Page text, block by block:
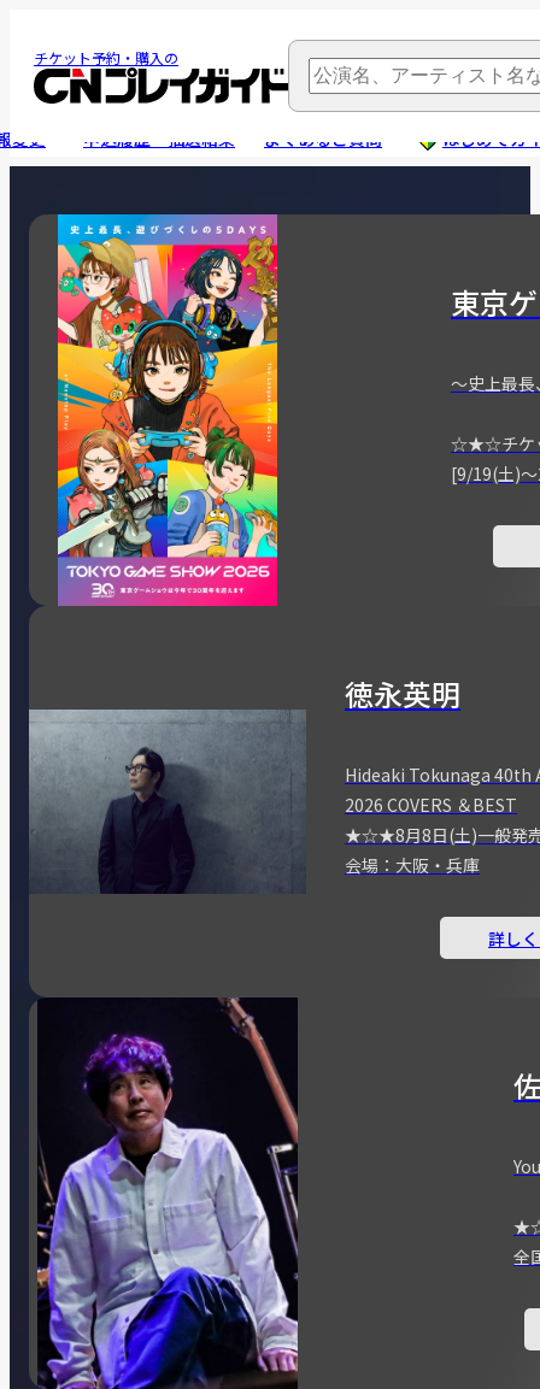
チケット予約・購入の
変更 申込履歴・抽選結果 よくあるご質問 はじめてガ
東京
～史上最長
☆★☆チケ
[9/19(土)
徳永英明
Hideaki Tokunaga 40th
2026 COVERS ＆BEST
★☆★8月8日(土)一般
会場：大阪・兵庫
詳し
全